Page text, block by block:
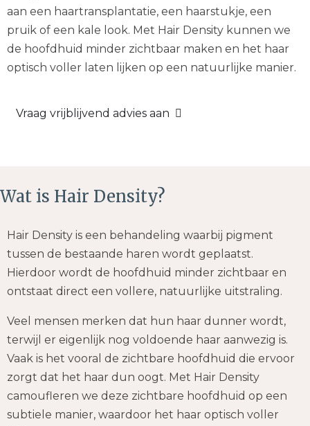
aan een haartransplantatie, een haarstukje, een
pruik of een kale look. Met Hair Density kunnen we
de hoofdhuid minder zichtbaar maken en het haar
optisch voller laten lijken op een natuurlijke manier.
Vraag vrijblijvend advies aan
Wat is Hair Density?
Hair Density is een behandeling waarbij pigment
tussen de bestaande haren wordt geplaatst.
Hierdoor wordt de hoofdhuid minder zichtbaar en
ontstaat direct een vollere, natuurlijke uitstraling.
Veel mensen merken dat hun haar dunner wordt,
terwijl er eigenlijk nog voldoende haar aanwezig is.
Vaak is het vooral de zichtbare hoofdhuid die ervoor
zorgt dat het haar dun oogt. Met Hair Density
camoufleren we deze zichtbare hoofdhuid op een
subtiele manier, waardoor het haar optisch voller